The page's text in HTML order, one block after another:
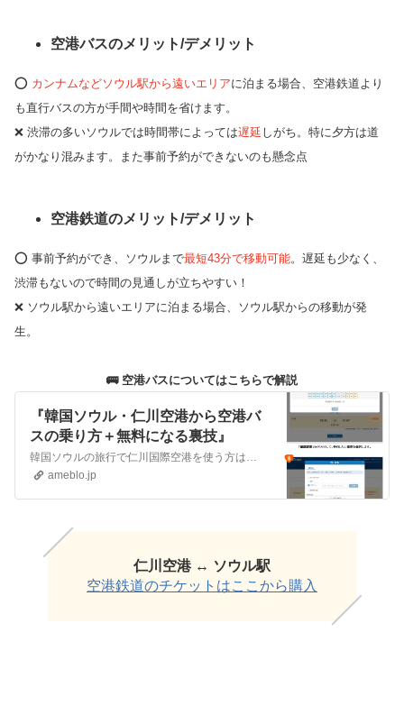
空港バスのメリット/デメリット
⭕️ カンナムなどソウル駅から遠いエリアに泊まる場合、空港鉄道より
も直行バスの方が手間や時間を省けます。
❌ 渋滞の多いソウルでは時間帯によっては遅延 しがち。特に夕方は道
がかなり混みます。また事前予約ができないのも懸念点
空港鉄道のメリット/デメリット
⭕️ 事前予約ができ、ソウルまで最短43分で移動可能。遅延も少なく、
渋滞もないので時間の見通しが立ちやすい！
❌ ソウル駅から遠いエリアに泊まる場合、ソウル駅からの移動が発
生。
🚌 空港バスについてはこちらで解説
『韓国ソウル・仁川空港から空港バ
スの乗り方＋無料になる裏技』
韓国ソウルの旅行で仁川国際空港を使う方は、宿泊先によっては空港バスの利用がおすすめです⭕️ チケット購入方法〜バスの乗り方、無料で乗れる(?)方法までまとめ…
ameblo.jp
仁川空港 ↔︎ ソウル駅
空港鉄道のチケットはここから購入